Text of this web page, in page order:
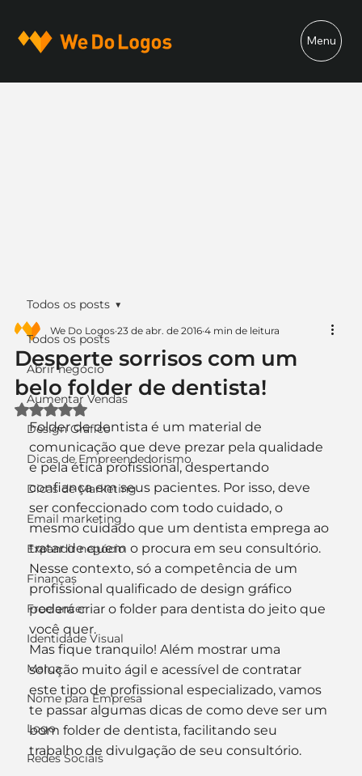
Menu
Todos os posts
Abrir negócio
Aumentar Vendas
Design Gráfico
Dicas de Empreendedorismo
Dicas de Marketing
Email marketing
Expandir negócio
Finanças
Freelancer
Identidade Visual
Marca
Nome para Empresa
Logo
Redes Sociais
Todos os posts
Desperte sorrisos com um
belo folder de dentista!
We Do Logos 23 de abr. de 2016 4 min de leitura
Avaliado com NaN de 5 estrelas.
Folder de dentista é um material de
comunicação que deve prezar pela qualidade
e pela ética profissional, despertando
confiança em seus pacientes. Por isso, deve
ser confeccionado com todo cuidado, o
mesmo cuidado que um dentista emprega ao
tratar de quem o procura em seu consultório.
Nesse contexto, só a competência de um
profissional qualificado de design gráfico
poderá criar o folder para dentista do jeito que
você quer.
Mas fique tranquilo! Além mostrar uma
solução muito ágil e acessível de contratar
este tipo de profissional especializado, vamos
te passar algumas dicas de como deve ser um
bom folder de dentista, facilitando seu
trabalho de divulgação de seu consultório.